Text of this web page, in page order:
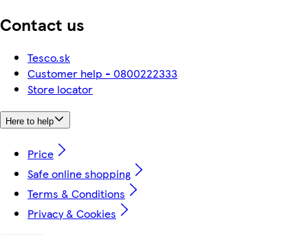
Contact us
Tesco.sk
Customer help - 0800222333
Store locator
Here to help
Price
Safe online shopping
Terms & Conditions
Privacy & Cookies